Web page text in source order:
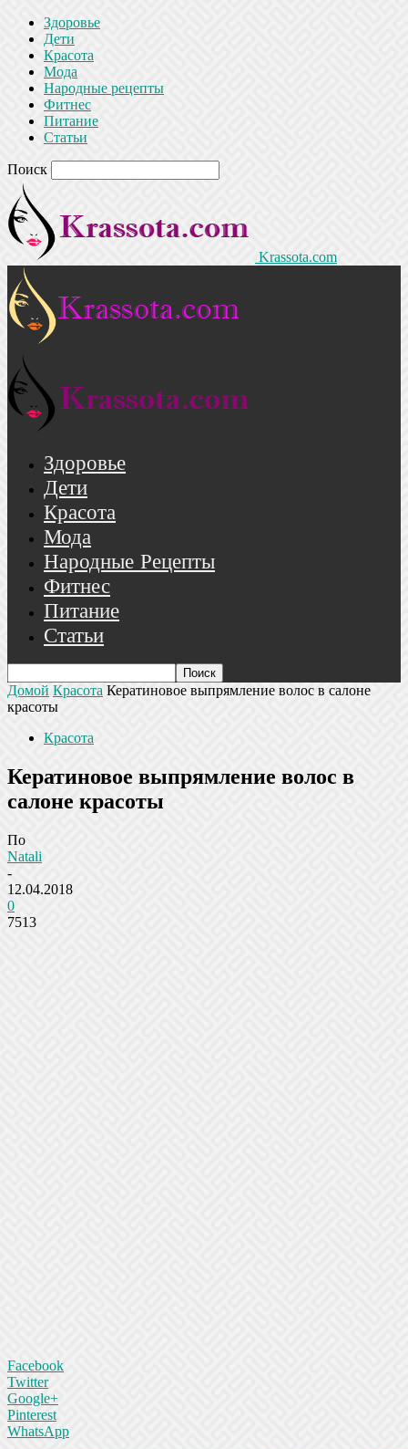
Здоровье
Дети
Красота
Мода
Народные рецепты
Фитнес
Питание
Статьи
Поиск
Krassota.com
Здоровье
Дети
Красота
Мода
Народные Рецепты
Фитнес
Питание
Статьи
Домой Красота Кератиновое выпрямление волос в салоне
красоты
Красота
Кератиновое выпрямление волос в
салоне красоты
По
Natali
-
12.04.2018
0
7513
Facebook
Twitter
Google+
Pinterest
WhatsApp